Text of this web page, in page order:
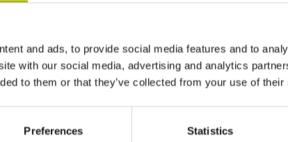
and ads, to provide social media features and to
with our social media, advertising and analytics
to them or that they’ve collected from your use of
Preferences Statistics
EnDat22 Synchron-Seriell EnDat 2.2 ohne